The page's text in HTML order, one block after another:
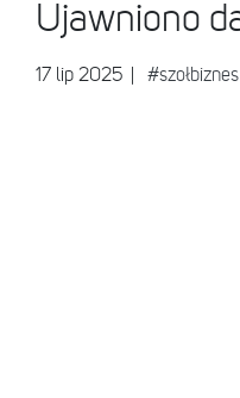
Ujawniono
17 lip 2025 #szołbiznes